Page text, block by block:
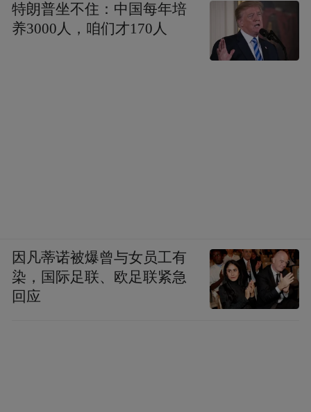
特朗普坐不住：中国每年培
养3000人，咱们才170人
因凡蒂诺被爆曾与女员工有
染，国际足联、欧足联紧急
回应